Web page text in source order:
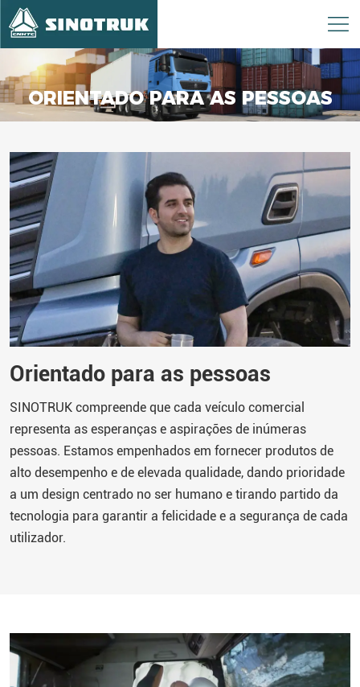
ORIENTADO PARA AS PESSOAS
Orientado para as pessoas
SINOTRUKcompreende que cada veículo comercial
representa as esperanças e aspirações de inúmeras
pessoas. Estamos empenhados em fornecer produtos de
alto desempenho e de elevada qualidade, dando prioridade
a um design centrado no ser humano e tirando partido da
tecnologia para garantir a felicidade e a segurança de cada
utilizador.